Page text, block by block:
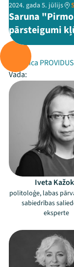
2024. gada 5. jūlijs
Saruna
pārsteigumi
Domnīca PROVIDUS
Vada:
Iveta
politoloģe, labas
sabiedrības
eksperte